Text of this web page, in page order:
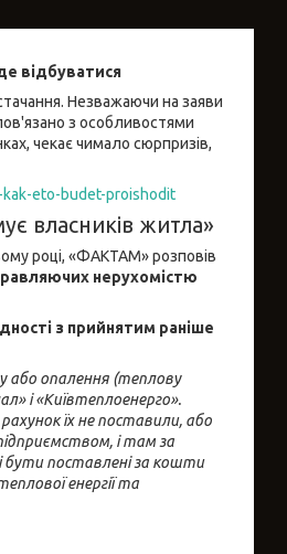
відбуватися
Незважаючи на заяви
з особливостями
чекає чимало сюрпризів,
eto-budet-proishodit
власників житла»
році, «ФАКТАМ» розповів
нерухомістю
з прийнятим раніше
або опалення (теплову
і «Київтеплоенерго».
їх не поставили, або
і там за
бути поставлені за кошти
енергії та